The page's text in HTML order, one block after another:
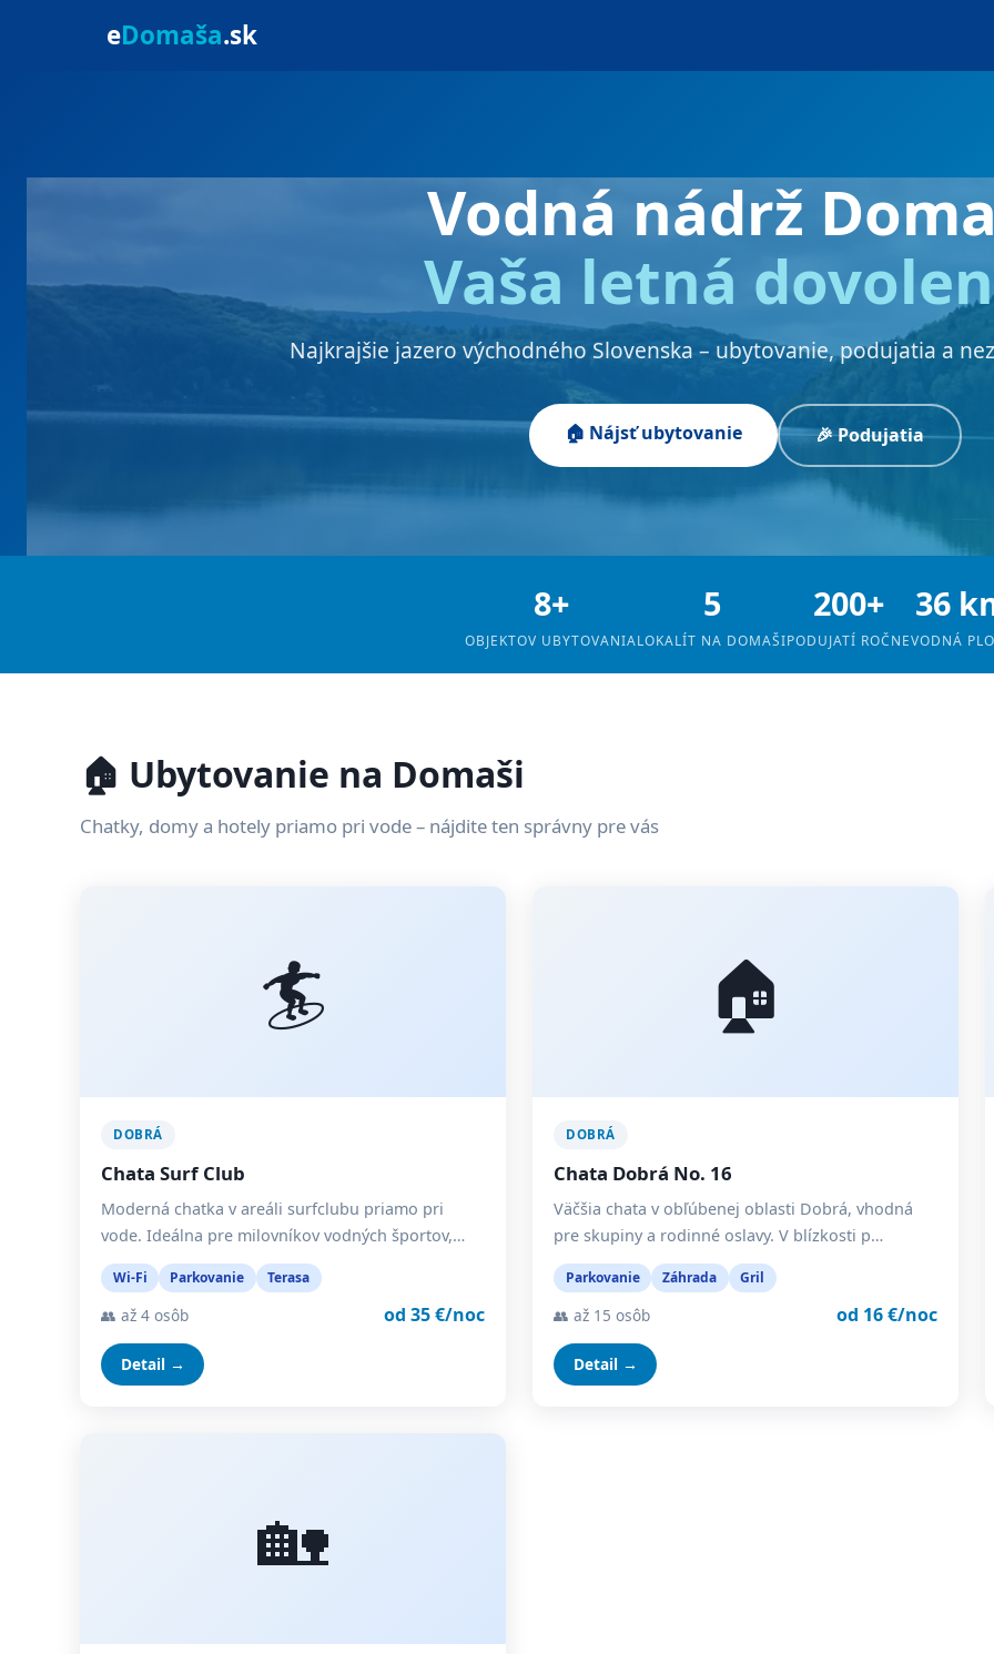
eDomaša.sk
Vodná nádrž
Vaša letná
Najkrajšie jazero východného Slovenska – ubytovanie, podujatia a
🏠 Nájsť ubytovanie 🎉 Podujatia
8+
OBJEKTOV UBYTOVANIA
5
LOKALÍT NA DOMAŠI
200+
PODUJATÍ ROČNE
36
VODNÁ
🏠 Ubytovanie na Domaši
Chatky, domy a hotely priamo pri vode – nájdite ten správny pre vás
🏄
DOBRÁ
Chata Surf Club
Moderná chatka v areáli surfclubu priamo pri
vode. Ideálna pre milovníkov vodných športov,…
Wi-Fi Parkovanie Terasa
👥 až 4 osôb od 35 €/noc
Detail →
🏠
DOBRÁ
Chata Dobrá No. 16
Väčšia chata v obľúbenej oblasti Dobrá, vhodná
pre skupiny a rodinné oslavy. V blízkosti p…
Parkovanie Záhrada Gril
👥 až 15 osôb od 16 €/noc
Detail →
🏡